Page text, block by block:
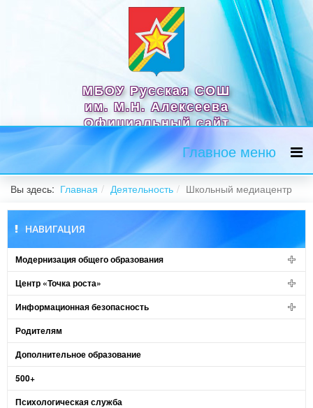
МБОУ Русская СОШ
им. М.Н. Алексеева
Официальный сайт
Главное меню
Вы здесь: Главная Деятельность Школьный медиацентр
НАВИГАЦИЯ
Модернизация общего образования
Центр «Точка роста»
Информационная безопасность
Родителям
Дополнительное образование
500+
Психологическая служба